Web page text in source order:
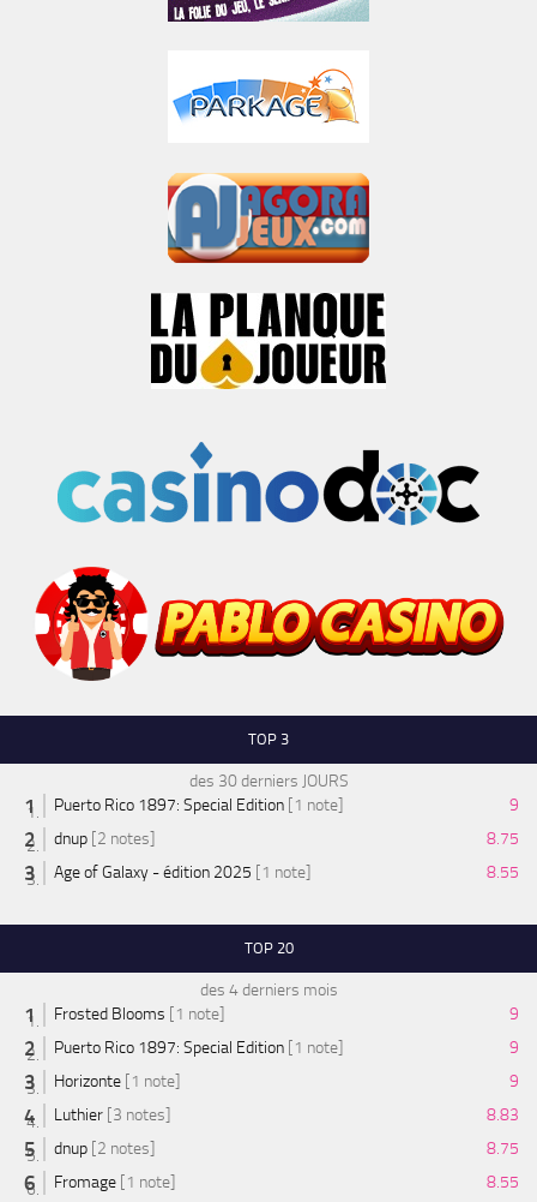
TOP 3
des 30 derniers JOURS
Puerto Rico 1897: Special Edition [1 note]
9
dnup [2 notes]
8.75
Age of Galaxy - édition 2025 [1 note] 8.55
TOP 20
des 4 derniers mois
Frosted Blooms [1 note]
9
Puerto Rico 1897: Special Edition [1 note]
9
Horizonte [1 note]
9
Luthier [3 notes]
8.83
dnup [2 notes]
8.75
Fromage [1 note]
8.55